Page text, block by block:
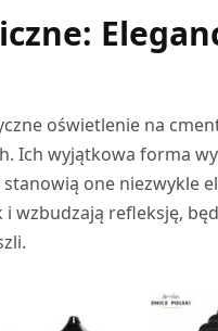
oświetlenie na
Ich wyjątkowa forma
one niezwykle
wzbudzają refleksję,